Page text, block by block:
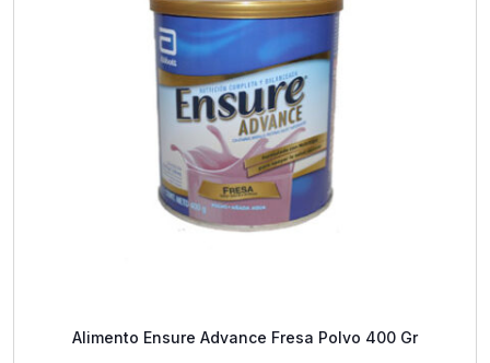
Alimento Ensure Advance Fresa Polvo 400 Gr